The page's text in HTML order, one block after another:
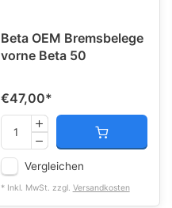
Beta OEM Bremsbelege
vorne Beta 50
€47,00*
Vergleichen
* Inkl. MwSt. zzgl. Versandkosten